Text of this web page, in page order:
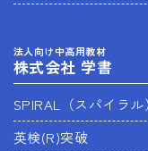
法人向け中高用教材
株式会社 学書
SPIRAL（スパイラル）
英検(R)突破